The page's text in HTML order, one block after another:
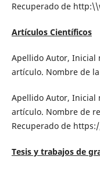
Recuperado de
Artículos Científicos
Apellido Autor, Inicial
artículo. Nombre de
Apellido Autor, Inicial
artículo. Nombre de
Recuperado de
Tesis y trabajos de